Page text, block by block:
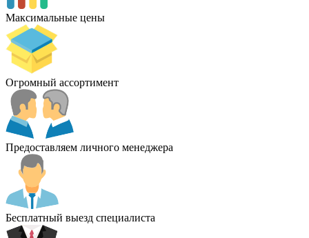
Максимальные цены
Огромный ассортимент
Предоставляем личного менеджера
Бесплатный выезд специалиста